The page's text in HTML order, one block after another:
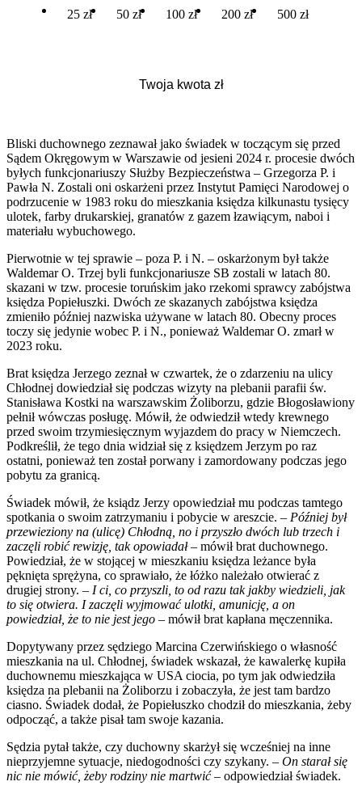
25 zł 50 zł 100 zł 200 zł 500 zł
Bliski duchownego zeznawał jako świadek w toczącym się przed
Sądem Okręgowym w Warszawie od jesieni 2024 r. procesie dwóch
byłych funkcjonariuszy Służby Bezpieczeństwa – Grzegorza P. i
Pawła N. Zostali oni oskarżeni przez Instytut Pamięci Narodowej o
podrzucenie w 1983 roku do mieszkania księdza kilkunastu tysięcy
ulotek, farby drukarskiej, granatów z gazem łzawiącym, naboi i
materiału wybuchowego.
Pierwotnie w tej sprawie – poza P. i N. – oskarżonym był także
Waldemar O. Trzej byli funkcjonariusze SB zostali w latach 80.
skazani w tzw. procesie toruńskim jako rzekomi sprawcy zabójstwa
księdza Popiełuszki. Dwóch ze skazanych zabójstwa księdza
zmieniło później nazwiska używane w latach 80. Obecny proces
toczy się jedynie wobec P. i N., ponieważ Waldemar O. zmarł w
2023 roku.
Brat księdza Jerzego zeznał w czwartek, że o zdarzeniu na ulicy
Chłodnej dowiedział się podczas wizyty na plebanii parafii św.
Stanisława Kostki na warszawskim Żoliborzu, gdzie Błogosławiony
pełnił wówczas posługę. Mówił, że odwiedził wtedy krewnego
przed swoim trzymiesięcznym wyjazdem do pracy w Niemczech.
Podkreślił, że tego dnia widział się z księdzem Jerzym po raz
ostatni, ponieważ ten został porwany i zamordowany podczas jego
pobytu za granicą.
Świadek mówił, że ksiądz Jerzy opowiedział mu podczas tamtego
spotkania o swoim zatrzymaniu i pobycie w areszcie. – Później był
przewieziony na (ulicę) Chłodną, no i przyszło dwóch lub trzech i
zaczęli robić rewizję, tak opowiadał– mówił brat duchownego.
Powiedział, że w stojącej w mieszkaniu księdza leżance była
pęknięta sprężyna, co sprawiało, że łóżko należało otwierać z
drugiej strony. – I ci, co przyszli, to od razu tak jakby wiedzieli, jak
to się otwiera. I zaczęli wyjmować ulotki, amunicję, a on
powiedział, że to nie jest jego – mówił brat kapłana męczennika.
Dopytywany przez sędziego Marcina Czerwińskiego o własność
mieszkania na ul. Chłodnej, świadek wskazał, że kawalerkę kupiła
duchownemu mieszkająca w USA ciocia, po tym jak odwiedziła
księdza na plebanii na Żoliborzu i zobaczyła, że jest tam bardzo
ciasno. Świadek dodał, że Popiełuszko chodził do mieszkania, żeby
odpocząć, a także pisał tam swoje kazania.
Sędzia pytał także, czy duchowny skarżył się wcześniej na inne
nieprzyjemne sytuacje, niedogodności czy szykany. – On starał się
nic nie mówić, żeby rodziny nie martwić– odpowiedział świadek.